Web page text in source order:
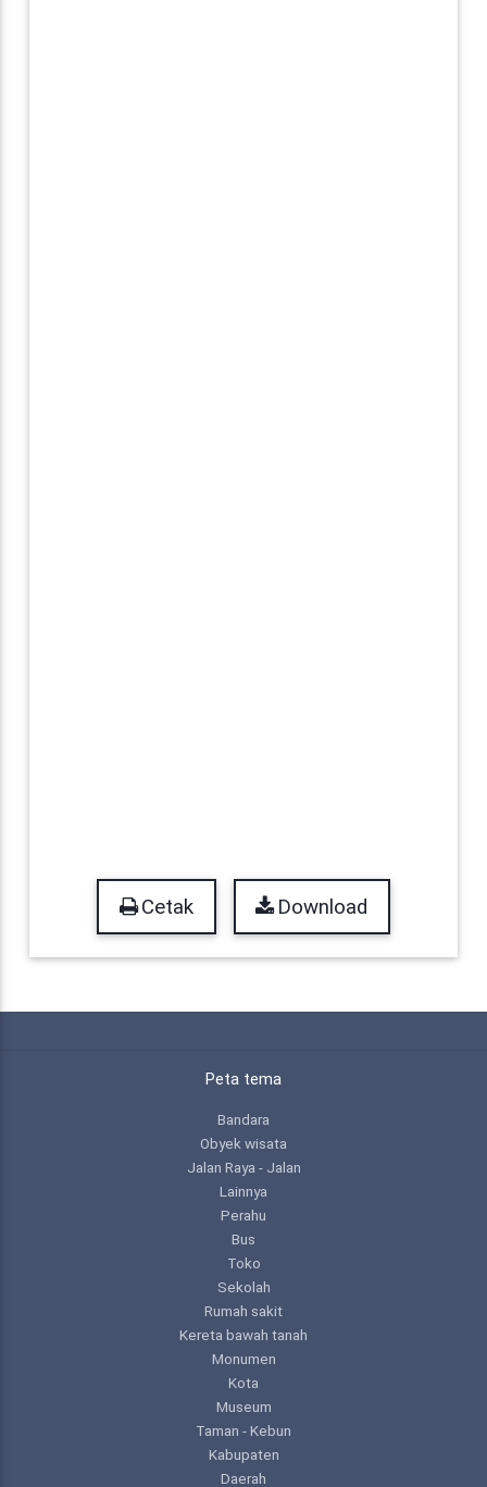
Cetak Download
Peta tema
Bandara
Obyek wisata
Jalan Raya - Jalan
Lainnya
Perahu
Bus
Toko
Sekolah
Rumah sakit
Kereta bawah tanah
Monumen
Kota
Museum
Taman - Kebun
Kabupaten
Daerah